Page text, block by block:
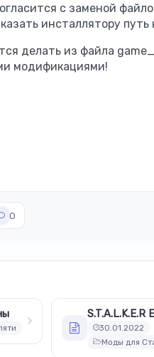
с заменой
инсталлятору путь
делать из файла
модификациями!
0
S.T.A.L.K.E.R
30.01.2022
Моды для